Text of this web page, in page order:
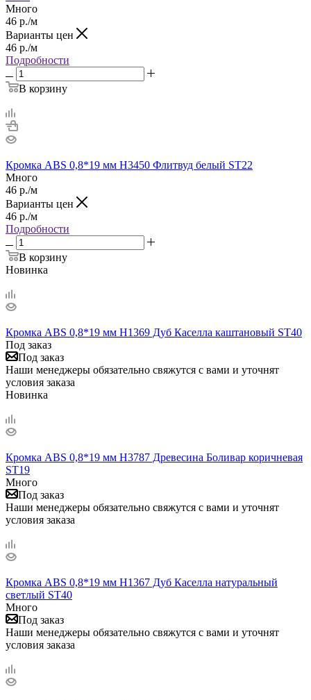
Много
46 р./м
Варианты цен
46 р./м
Подробности
В корзину
Кромка ABS 0,8*19 мм H3450 Флитвуд белый ST22
Много
46 р./м
Варианты цен
46 р./м
Подробности
В корзину
Новинка
Кромка ABS 0,8*19 мм H1369 Дуб Каселла каштановый ST40
Под заказ
Под заказ
Наши менеджеры обязательно свяжутся с вами и уточнят
условия заказа
Новинка
Кромка ABS 0,8*19 мм H3787 Древесина Боливар коричневая
ST19
Много
Под заказ
Наши менеджеры обязательно свяжутся с вами и уточнят
условия заказа
Кромка ABS 0,8*19 мм H1367 Дуб Каселла натуральный
светлый ST40
Много
Под заказ
Наши менеджеры обязательно свяжутся с вами и уточнят
условия заказа